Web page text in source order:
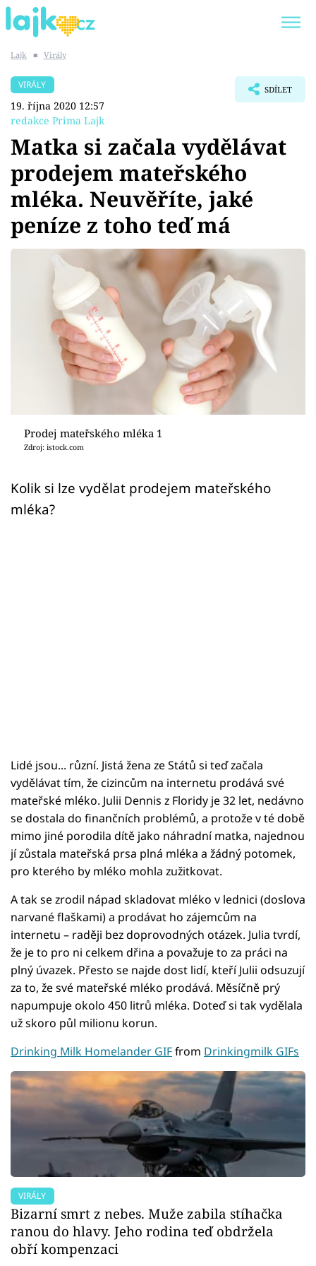
SHOPAHOLICADEL
Témata
Showbyznys
Youtubeři
Virály
Sex a vztahy
Sledujte prima+
Přihlášení
Sledujte nás
Lajk ■ Virály
VIRÁLY
19. října 2020 12:57
redakce Prima Lajk
SDÍLET
Matka si začala vydělávat
prodejem mateřského
mléka. Neuvěříte, jaké
peníze z toho teď má
Prodej mateřského mléka 1
Zdroj: istock.com
Kolik si lze vydělat prodejem mateřského
mléka?
Lidé jsou... různí. Jistá žena ze Států si teď začala
vydělávat tím, že cizincům na internetu prodává své
mateřské mléko. Julii Dennis z Floridy je 32 let, nedávno
se dostala do finančních problémů, a protože v té době
mimo jiné porodila dítě jako náhradní matka, najednou
jí zůstala mateřská prsa plná mléka a žádný potomek,
pro kterého by mléko mohla zužitkovat.
A tak se zrodil nápad skladovat mléko v lednici (doslova
narvané flaškami) a prodávat ho zájemcům na
internetu – raději bez doprovodných otázek. Julia tvrdí,
že je to pro ni celkem dřina a považuje to za práci na
plný úvazek. Přesto se najde dost lidí, kteří Julii odsuzují
za to, že své mateřské mléko prodává. Měsíčně prý
napumpuje okolo 450 litrů mléka. Doteď si tak vydělala
už skoro půl milionu korun.
Drinking Milk Homelander GIFfrom Drinkingmilk GIFs
VIRÁLY
Bizarní smrt z nebes. Muže zabila stíhačka
ranou do hlavy. Jeho rodina teď obdržela
obří kompenzaci